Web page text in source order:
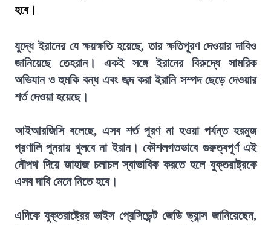
হবে।
যুদ্ধে ইরানের যে ক্ষয়ক্ষতি হয়েছে, তার ক্ষতিপূরণ দেওয়ার দাবিও
জানিয়েছে তেহরান। একই সঙ্গে ইরানের বিরুদ্ধে সামরিক
অভিযান ও হুমকি বন্ধ এবং জব্দ করা ইরানি সম্পদ ছেড়ে দেওয়ার
শর্ত দেওয়া হয়েছে।
আইআরজিসি বলেছে, এসব শর্ত পূরণ না হওয়া পর্যন্ত হরমুজ
প্রণালি পুনরায় খুলবে না ইরান। কৌশলগতভাবে গুরুত্বপূর্ণ এই
নৌপথ দিয়ে জাহাজ চলাচল স্বাভাবিক করতে হলে যুক্তরাষ্ট্রকে
এসব দাবি মেনে নিতে হবে।
এদিকে যুক্তরাষ্ট্রের ভাইস প্রেসিডেন্ট জেডি ভ্যান্স জানিয়েছেন,